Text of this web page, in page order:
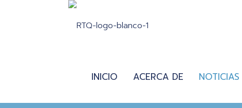
INICIO ACERCA DE NOTICIAS